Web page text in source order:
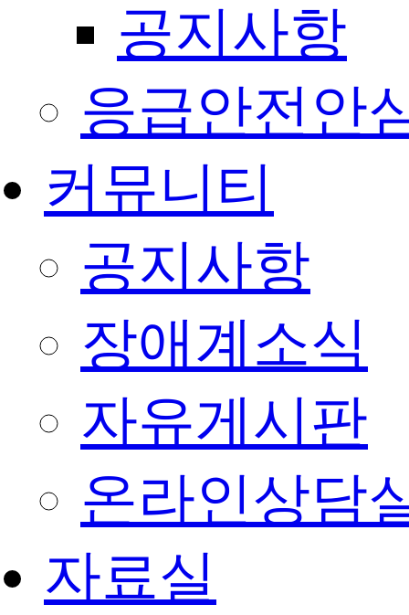
공지사항
응급안전안
커뮤니티
공지사항
장애계소식
자유게시판
온라인상담
자료실